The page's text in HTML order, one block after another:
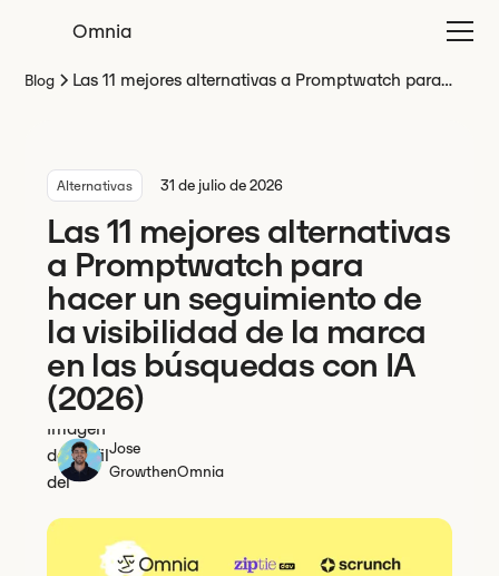
Omnia
Blog
Las 11 mejores alternativas a Promptwatch para
Alternativas 31 de julio de 2026
Las 11 mejores alternativas
a Promptwatch para
hacer un seguimiento de
la visibilidad de la marca
en las búsquedas con IA
(2026)
Jose
GrowthenOmnia